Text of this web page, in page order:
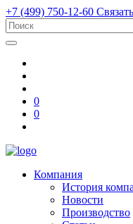
+7 (499) 750-12-60
0
0
Компания
История
Новости
Производство